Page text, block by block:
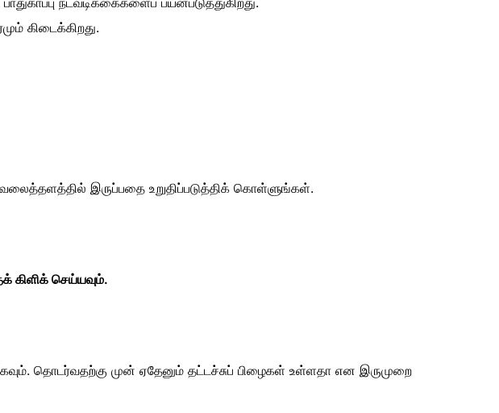
கிடைக்கிறது.
இருப்பதை உறுதிப்படுத்திக் கொள்ளுங்கள்.
கிளிக் செய்யவும்.
தொடர்வதற்கு முன் ஏதேனும் தட்டச்சுப் பிழைகள் உள்ளதா என இருமுறை